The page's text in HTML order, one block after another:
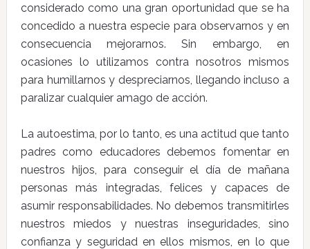
considerado como una gran oportunidad que se ha
concedido a nuestra especie para observarnos y en
consecuencia mejorarnos. Sin embargo, en
ocasiones lo utilizamos contra nosotros mismos
para humillarnos y despreciarnos, llegando incluso a
paralizar cualquier amago de acción.
La autoestima, por lo tanto, es una actitud que tanto
padres como educadores debemos fomentar en
nuestros hijos, para conseguir el día de mañana
personas más integradas, felices y capaces de
asumir responsabilidades. No debemos transmitirles
nuestros miedos y nuestras inseguridades, sino
confianza y seguridad en ellos mismos, en lo que